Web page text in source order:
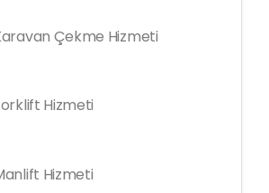
Çekme Hizmeti
Hizmeti
Hizmeti